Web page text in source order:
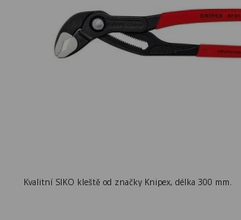
Kvalitní SIKO kleště od značky Knipex, délka 300 mm.